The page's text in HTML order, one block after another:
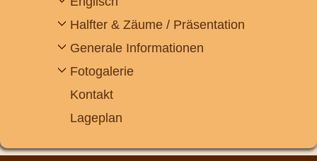
Halfter & Zäume / Präsentation
Generale Informationen
Fotogalerie
Kontakt
Lageplan